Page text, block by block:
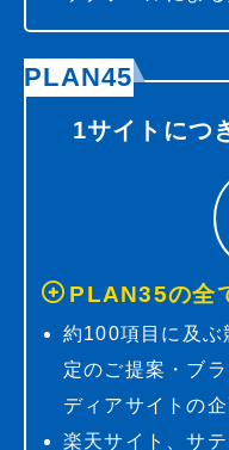
PLAN45
1サイトにつ
PLAN35の全
約100項目に及ぶ
定のご提案・ブ
ディアサイトの
楽天サイト、サ